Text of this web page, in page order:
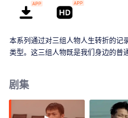
本系列通过对三组人物人生转折的记
类型。这三组人物既是我们身边的普
成数字化推广者。身份转变的背后，
经历展现了数字化在帮助越来越多的
获得新的就业可能和对世界全新的认知
剧集